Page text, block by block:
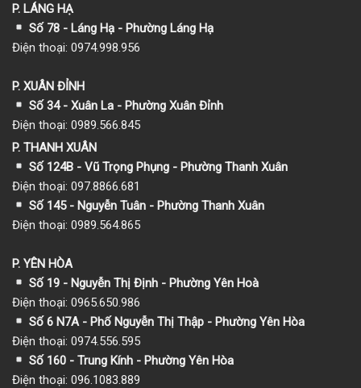
P. LÁNG HẠ
Số 78 - Láng Hạ - Phường Láng Hạ
Điện thoại: 0974.998.956
P. XUÂN ĐỈNH
Số 34 - Xuân La - Phường Xuân Đỉnh
Điện thoại: 0989.566.845
P. THANH XUÂN
Số 124B - Vũ Trọng Phụng - Phường Thanh Xuân
Điện thoại: 097.8866.681
Số 145 - Nguyễn Tuân - Phường Thanh Xuân
Điện thoại: 0989.564.865
P. YÊN HÒA
Số 19 - Nguyễn Thị Định - Phường Yên Hoà
Điện thoại: 0965.650.986
Số 6 N7A - Phố Nguyễn Thị Thập - Phường Yên Hòa
Điện thoại: 0974.556.595
Số 160 - Trung Kính - Phường Yên Hòa
Điện thoại: 096.1083.889